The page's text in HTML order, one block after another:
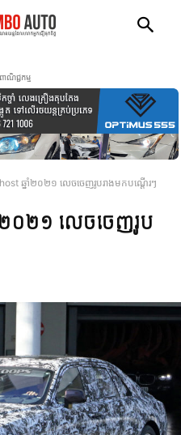
ាណិជ្ជកម្ម
ឆ្នាំ២០២១ លេចចេញរូបរាងមកបណ្តើរៗ
ាំ២០២១ លេចចេញរូប